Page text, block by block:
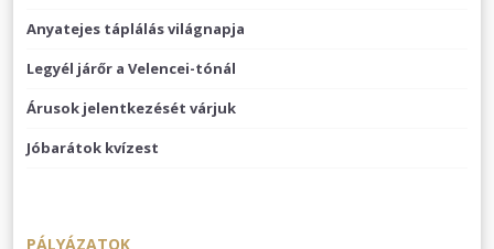
Anyatejes táplálás világnapja
Legyél járőr a Velencei-tónál
Árusok jelentkezését várjuk
Jóbarátok kvízest
PÁLYÁZATOK